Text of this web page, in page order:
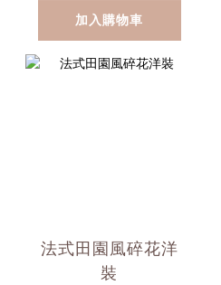
加入購物車
法式田園風碎花洋
裝